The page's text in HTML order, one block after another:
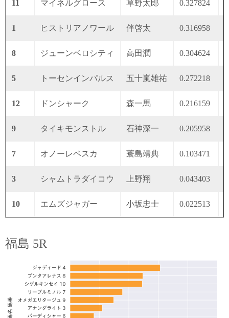
11 マイネルグロース 草野太郎 0.327824
1 ヒストリアノワール 伴啓太 0.316958
8 ジューンベロシティ 高田潤 0.304624
5 トーセンインパルス 五十嵐雄祐 0.272218
12 ドンシャーク 森一馬 0.216159
9 タイキモンストル 石神深一 0.205958
7 オノーレペスカ 蓑島靖典 0.103471
3 シャムトラダイコウ 上野翔 0.043403
10 エムズジャガー 小坂忠士 0.022513
福島 5R